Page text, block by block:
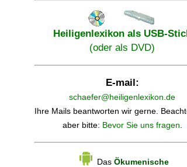
Heiligenlexikon als USB-
(oder als DVD)
E-mail:
schaefer@heiligenlexikon.de
Ihre Mails beantworten wir gerne.
aber bitte: Bevor Sie uns fragen.
Das Ökumenische